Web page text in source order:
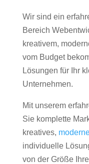
Wir sind ein
Bereich
kreativem,
vom Budget
Lösungen für Ihr
Unternehmen.
Mit unserem
Sie komplette
kreatives,
individuelle
von der Größe